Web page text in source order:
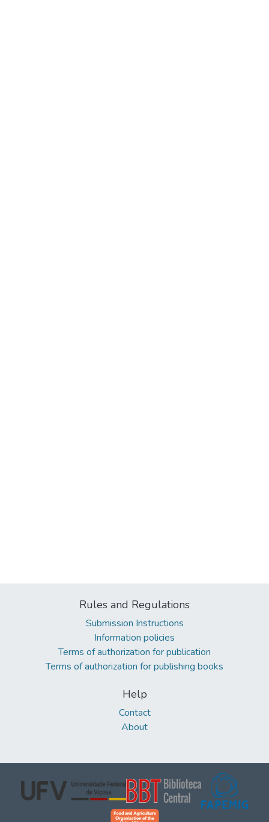
Rules and Regulations
Submission Instructions
Information policies
Terms of authorization for publication
Terms of authorization for publishing books
Help
Contact
About